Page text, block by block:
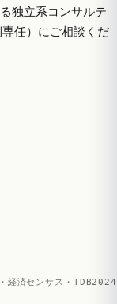
独立系コンサルテ
任）にご相談くだ
経済センサス・TDB2024